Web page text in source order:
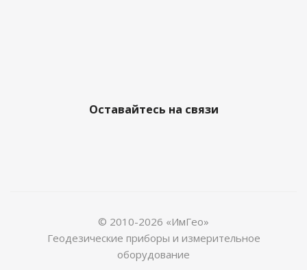
Оставайтесь на связи
© 2010-2026 «ИмГео»
Геодезические приборы и измерительное
оборудование